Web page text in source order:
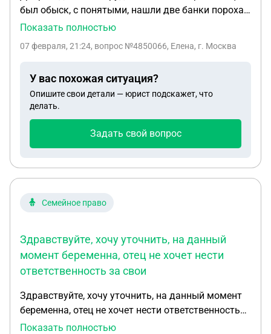
уже не первый случай.
был обыск, с понятыми, нашли две банки пороха.
Изъяли. Отдали на экспертизу. Искали не порох а
заявление о том, что человек переделывает
допросили и отпустили, сказали пока можешь
ходить на работу, я так поняла, пока идёт
экспертиза. У него уже была условная судимость
будет. Чего ждать. Человек участвует в
использует для этих целей.
Показать полностью
07 февраля, 21:24, вопрос №4850066, Елена, г. Москва
У вас похожая ситуация?
Опишите свои детали — юрист подскажет, что
делать.
Задать свой вопрос
Семейное право
Здравствуйте, хочу уточнить, на данный
момент беременна, отец не хочет нести
ответственность за свои
Здравствуйте, хочу уточнить, на данный момент
беременна, отец не хочет нести ответственность
за свои действия к сожалению, доказать
Показать полностью